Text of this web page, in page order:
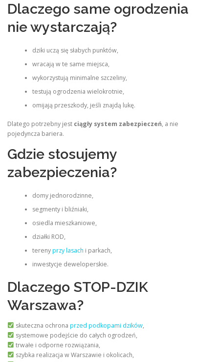
Dlaczego same ogrodzenia
nie wystarczają?
dziki uczą się słabych punktów,
wracają w te same miejsca,
wykorzystują minimalne szczeliny,
testują ogrodzenia wielokrotnie,
omijają przeszkody, jeśli znajdą lukę.
Dlatego potrzebny jest ciągły system zabezpieczeń, a nie
pojedyncza bariera.
Gdzie stosujemy
zabezpieczenia?
domy jednorodzinne,
segmenty i bliźniaki,
osiedla mieszkaniowe,
działki ROD,
terenyprzy lasach i parkach,
inwestycje deweloperskie.
Dlaczego STOP-DZIK
Warszawa?
skuteczna ochrona przed podkopami dzików,
systemowe podejście do całych ogrodzeń,
trwałe i odporne rozwiązania,
szybka realizacja w Warszawie i okolicach,